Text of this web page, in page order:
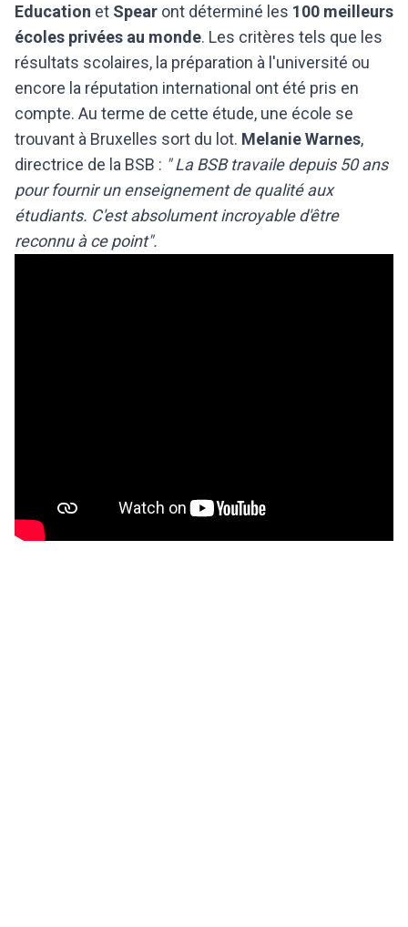
Education et Spear ont déterminé les 100 meilleurs
écoles privées au monde. Les critères tels que les
résultats scolaires, la préparation à l'université ou
encore la réputation international ont été pris en
compte. Au terme de cette étude, une école se
trouvant à Bruxelles sort du lot. Melanie Warnes,
directrice de la BSB : " La BSB travaile depuis 50 ans
pour fournir un enseignement de qualité aux
étudiants. C'est absolument incroyable d'être
reconnu à ce point".